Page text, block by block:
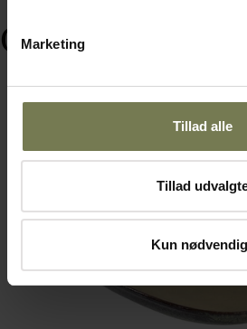
Marketing
Tillad alle
Tillad
Kun
Ofte købt